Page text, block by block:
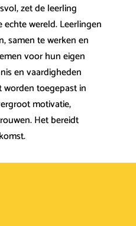
zet de leerling
wereld. Leerlingen
samen te werken en
voor hun eigen
en vaardigheden
worden toegepast in
motivatie,
Het bereidt